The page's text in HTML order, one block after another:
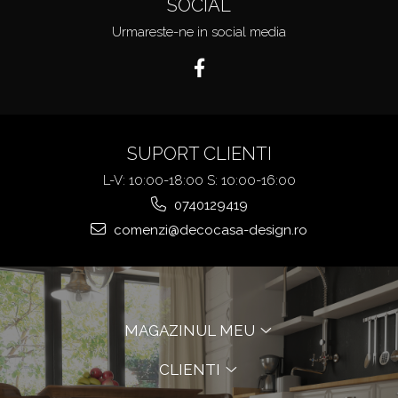
SOCIAL
Urmareste-ne in social media
SUPORT CLIENTI
L-V: 10:00-18:00 S: 10:00-16:00
0740129419
comenzi@decocasa-design.ro
MAGAZINUL MEU
CLIENTI